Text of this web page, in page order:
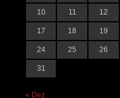
10 11 12
17 18 19
24 25 26
31
« Dez.